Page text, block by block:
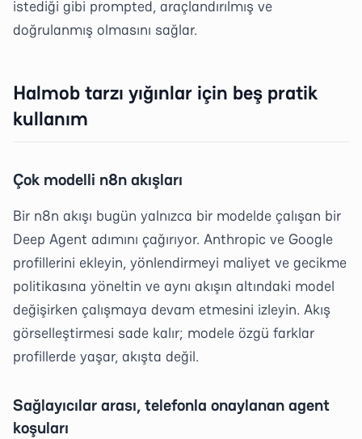
istediği gibi prompted, araçlandırılmış ve
doğrulanmış olmasını sağlar.
Halmob tarzı yığınlar için beş pratik
kullanım
Çok modelli n8n akışları
Bir n8n akışı bugün yalnızca bir modelde çalışan bir
Deep Agent adımını çağırıyor. Anthropic ve Google
profillerini ekleyin, yönlendirmeyi maliyet ve gecikme
politikasına yöneltin ve aynı akışın altındaki model
değişirken çalışmaya devam etmesini izleyin. Akış
görselleştirmesi sade kalır; modele özgü farklar
profillerde yaşar, akışta değil.
Sağlayıcılar arası, telefonla onaylanan agent
koşuları